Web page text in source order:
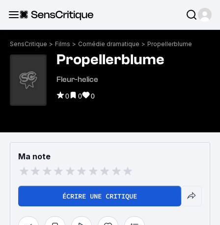
SensCritique > Films > Comédie dramatique > Propellerblume
Propellerblume
Fleur-helice
0 0 0
Ma note
ÉCRIRE UNE CRITIQUE